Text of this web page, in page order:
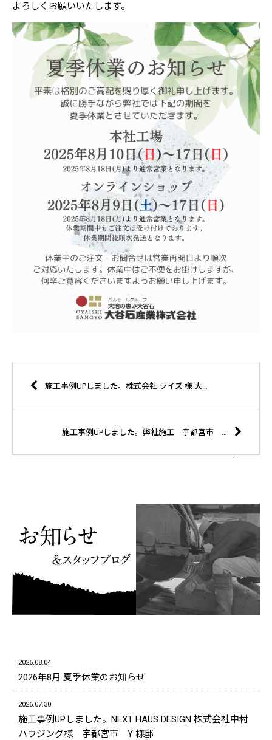
よろしくお願いいたします。
施工事例UPしました。株式会社 ライズ 様 大谷石棚板
施工事例UPしました。弊社施工 宇都宮市 石塀復旧工事
2026.08.04
2026年8月 夏季休業のお知らせ
2026.07.30
施工事例UPしました。NEXT HAUS DESIGN 株式会社中村
ハウジング様 宇都宮市 Y 様邸